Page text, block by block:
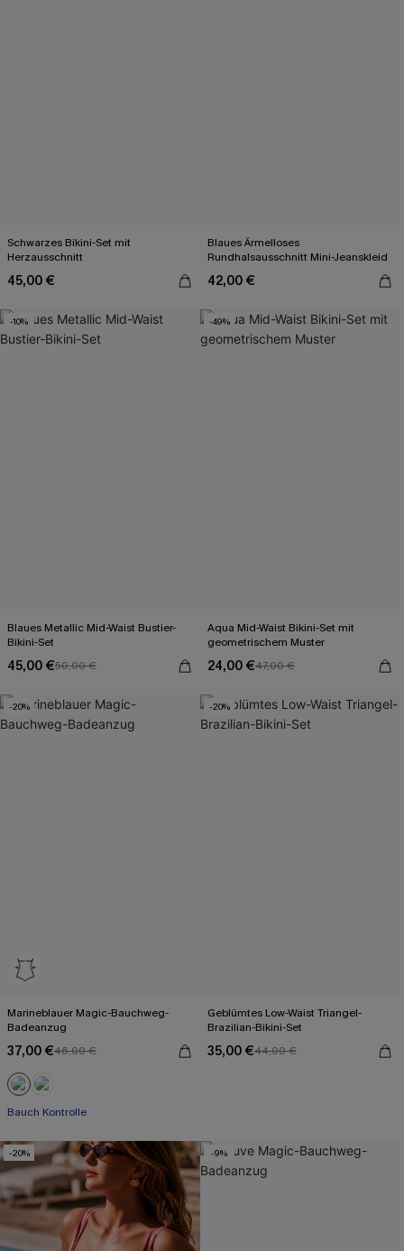
Schwarzes Bikini-Set mit
Herzausschnitt
45,00 €
Blaues Ärmelloses
Rundhalsausschnitt Mini-Jeanskleid
42,00 €
-10%
Blaues Metallic Mid-Waist Bustier-
Bikini-Set
45,00 €50,00 €
-49%
Aqua Mid-Waist Bikini-Set mit
geometrischem Muster
24,00 €47,00 €
-20%
Marineblauer Magic-Bauchweg-
Badeanzug
37,00 €46,00 €
Bauch Kontrolle
-20%
Geblümtes Low-Waist Triangel-
Brazilian-Bikini-Set
35,00 €44,00 €
-20% -9%